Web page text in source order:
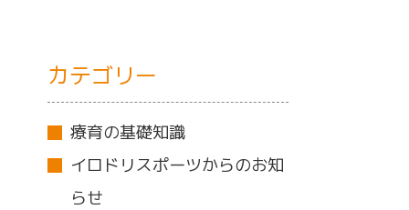
カテゴリー
療育の基礎知識
イロドリスポーツからのお知
らせ